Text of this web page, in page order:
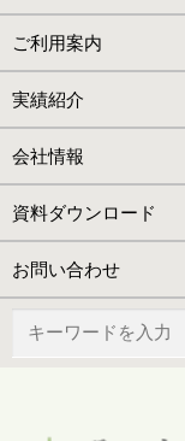
ご利用案内
実績紹介
会社情報
資料ダウンロード
お問い合わせ